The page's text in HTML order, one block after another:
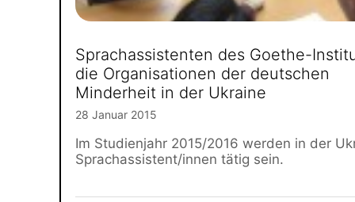
Sprachassistenten des Goethe-
die Organisationen der deutschen
Minderheit in der Ukraine
28 Januar 2015
Im Studienjahr 2015/2016 werden in der
Sprachassistent/innen tätig sein.